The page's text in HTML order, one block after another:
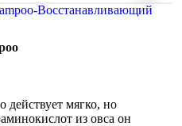
действует мягко, но
из овса он